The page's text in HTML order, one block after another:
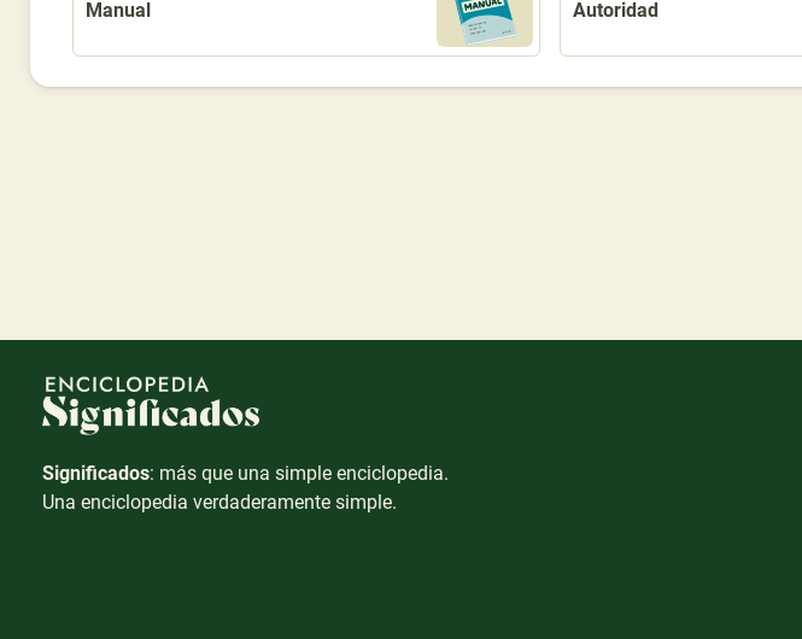
Manual Autoridad
Significados: más que una simple enciclopedia.
Una enciclopedia verdaderamente simple.